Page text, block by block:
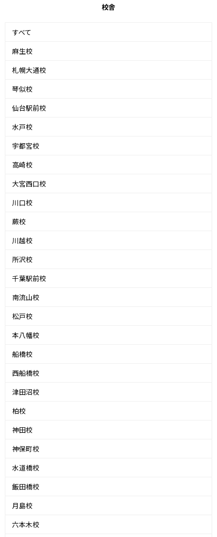
校舎
すべて
麻生校
札幌大通校
琴似校
仙台駅前校
水戸校
宇都宮校
高崎校
大宮西口校
川口校
蕨校
川越校
所沢校
千葉駅前校
南流山校
松戸校
本八幡校
船橋校
西船橋校
津田沼校
柏校
神田校
神保町校
水道橋校
飯田橋校
月島校
六本木校